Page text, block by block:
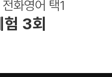
화영어 택1
3회